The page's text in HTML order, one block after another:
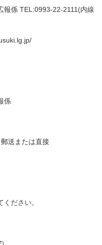
報係 TEL:0993-22-2111 (内線
係
送または直接
ださい。